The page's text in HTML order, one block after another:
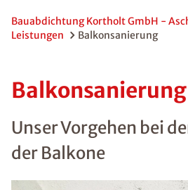
Bauabdichtung Kortholt GmbH -
Leistungen
Balkonsanierung
Balkonsanierung
Unser Vorgehen bei
der Balkone